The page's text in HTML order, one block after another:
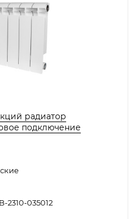
радиатор
подключение
2310-035012